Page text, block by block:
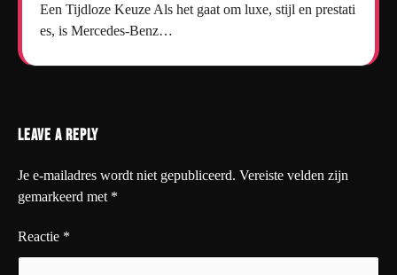
Een Tijdloze Keuze Als het gaat om luxe, stijl en prestati
es, is Mercedes-Benz…
Leave a Reply
Je e-mailadres wordt niet gepubliceerd. Vereiste velden zijn
gemarkeerd met *
Reactie *